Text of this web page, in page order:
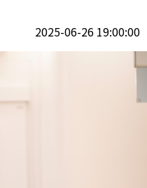
2025-06-26 19:00:00